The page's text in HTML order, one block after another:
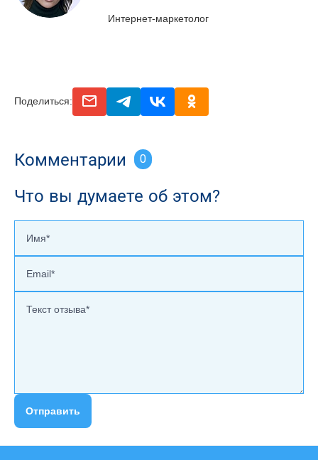
Интернет-маркетолог
Поделиться: email telegram vk odnoclassniki
Комментарии 0
Что вы думаете об этом?
Отправить